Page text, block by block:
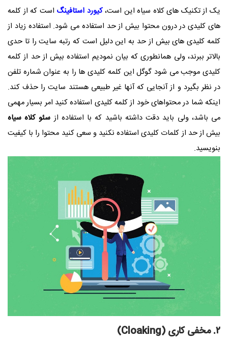
یک از تکنیک های کلاه سیاه این است،کیورد استافینگ است که از کلمه
های کلیدی در درون محتوا بیش از حد استفاده می شود. استفاده زیاد از
کلمه کلیدی های بیش از حد به این دلیل است که رتبه سایت را تا حدی
بالاتر ببرند، ولی همانطوری که بیان نمودیم استفاده بیش از حد از کلمه
کلیدی موجب می شود گوگل این کلمه کلیدی ها را به عنوان شماره تلفن
در نظر بگیرد و از آنجایی که آنها غیر طبیعی هستند سایت را حذف کند.
اینکه شما در محتواهای خود از کلمه کلیدی استفاده کنید امر بسیار مهمی
می باشد، ولی باید دقت داشته باشید که با استفاده از سئو کلاه سیاه
بیش از حد از کلمات کلیدی استفاده نکنید و سعی کنید محتوا را با کیفیت
بنویسید.
۲. مخفی کاری (Cloaking)